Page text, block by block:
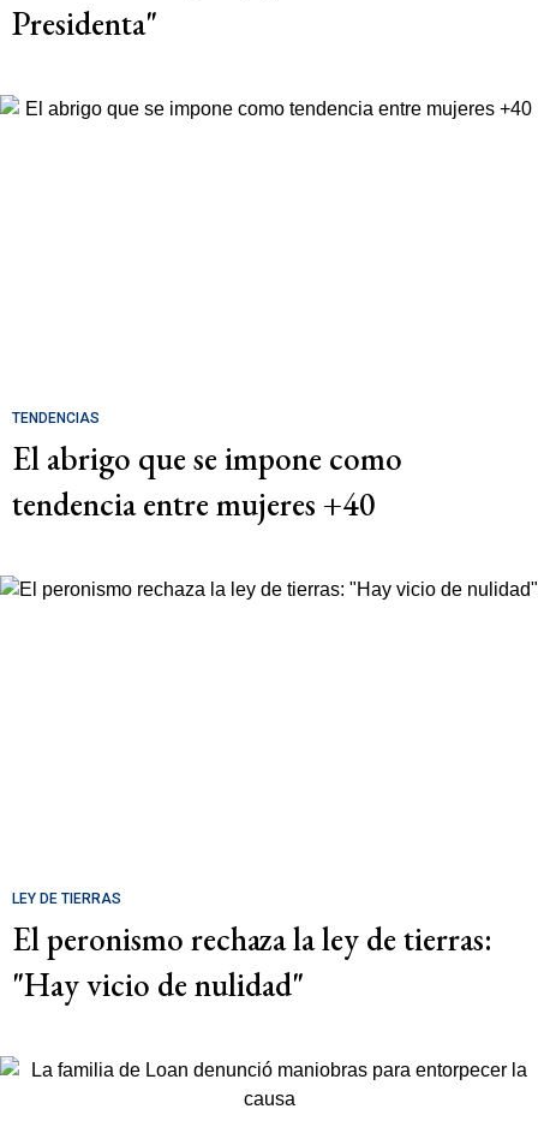
Presidenta"
TENDENCIAS
El abrigo que se impone como
tendencia entre mujeres +40
LEY DE TIERRAS
El peronismo rechaza la ley de tierras:
"Hay vicio de nulidad"